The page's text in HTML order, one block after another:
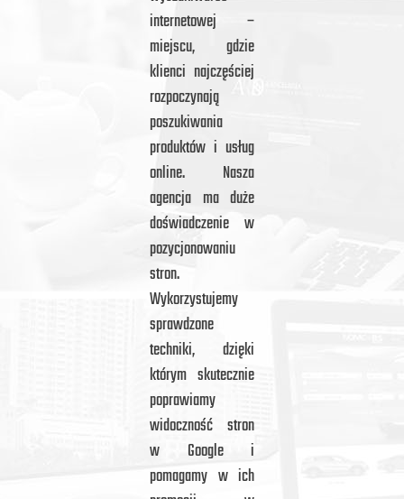
internetowej –
miejscu, gdzie
klienci najczęściej
rozpoczynają
poszukiwania
produktów i usług
online. Nasza
agencja ma duże
doświadczenie w
pozycjonowaniu
stron.
Wykorzystujemy
sprawdzone
techniki, dzięki
którym skutecznie
poprawiamy
widoczność stron
w Google i
pomagamy w ich